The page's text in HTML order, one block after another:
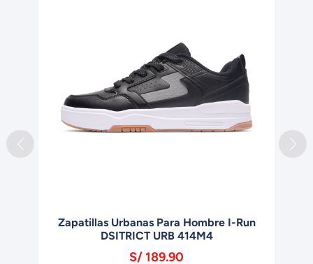
Zapatillas Urbanas Para Hombre I-Run
DSITRICT URB 414M4
S/ 189.90